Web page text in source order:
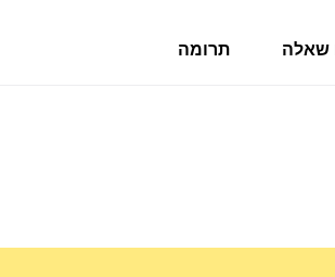
שאלה תרומה